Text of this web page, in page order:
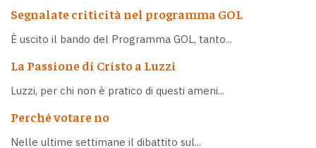
Segnalate criticità nel programma GOL
È uscito il bando del Programma GOL, tanto...
La Passione di Cristo a Luzzi
Luzzi, per chi non è pratico di questi ameni...
Perché votare no
Nelle ultime settimane il dibattito sul...